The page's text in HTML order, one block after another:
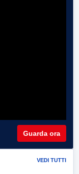
Guarda ora
VEDI TUTTI